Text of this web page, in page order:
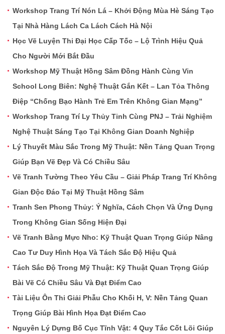
Workshop Trang Trí Nón Lá – Khởi Động Mùa Hè Sáng Tạo
Tại Nhà Hàng Lách Ca Lách Cách Hà Nội
Học Vẽ Luyện Thi Đại Học Cấp Tốc – Lộ Trình Hiệu Quả
Cho Người Mới Bắt Đầu
Workshop Mỹ Thuật Hồng Sâm Đồng Hành Cùng Vin
School Long Biên: Nghệ Thuật Gắn Kết – Lan Tỏa Thông
Điệp “Chống Bạo Hành Trẻ Em Trên Không Gian Mạng”
Workshop Trang Trí Ly Thủy Tinh Cùng PNJ – Trải Nghiệm
Nghệ Thuật Sáng Tạo Tại Không Gian Doanh Nghiệp
Lý Thuyết Màu Sắc Trong Mỹ Thuật: Nền Tảng Quan Trọng
Giúp Bạn Vẽ Đẹp Và Có Chiều Sâu
Vẽ Tranh Tường Theo Yêu Cầu – Giải Pháp Trang Trí Không
Gian Độc Đáo Tại Mỹ Thuật Hồng Sâm
Tranh Sen Phong Thủy: Ý Nghĩa, Cách Chọn Và Ứng Dụng
Trong Không Gian Sống Hiện Đại
Vẽ Tranh Bằng Mực Nho: Kỹ Thuật Quan Trọng Giúp Nâng
Cao Tư Duy Hình Họa Và Tách Sắc Độ Hiệu Quả
Tách Sắc Độ Trong Mỹ Thuật: Kỹ Thuật Quan Trọng Giúp
Bài Vẽ Có Chiều Sâu Và Đạt Điểm Cao
Tài Liệu Ôn Thi Giải Phẫu Cho Khối H, V: Nền Tảng Quan
Trọng Giúp Bài Hình Họa Đạt Điểm Cao
Nguyên Lý Dựng Bố Cục Tĩnh Vật: 4 Quy Tắc Cốt Lõi Giúp